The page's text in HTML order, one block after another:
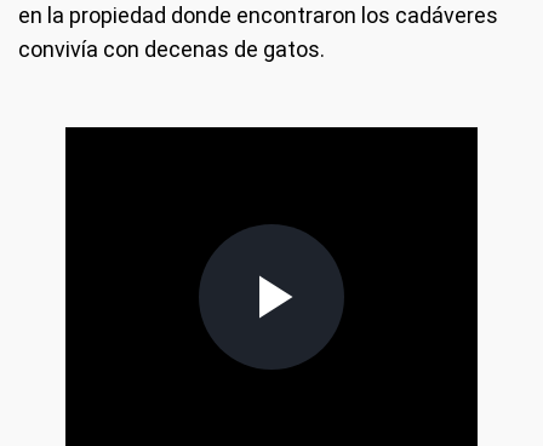
en la propiedad donde encontraron los cadáveres
convivía con decenas de gatos.